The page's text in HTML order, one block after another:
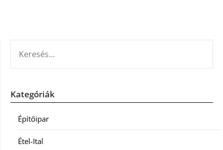
Kategóriák
Építőipar
Étel-Ital